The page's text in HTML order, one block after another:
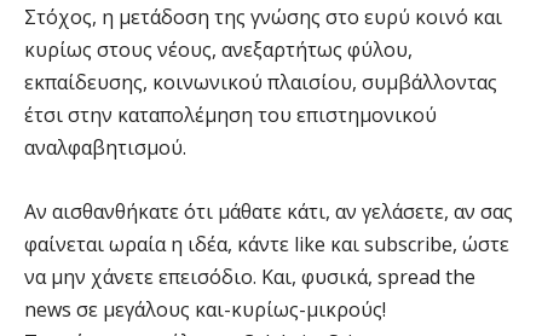
Στόχος, η μετάδοση της γνώσης στο ευρύ κοινό και
κυρίως στους νέους, ανεξαρτήτως φύλου,
εκπαίδευσης, κοινωνικού πλαισίου, συμβάλλοντας
έτσι στην καταπολέμηση του επιστημονικού
αναλφαβητισμού.
Αν αισθανθήκατε ότι μάθατε κάτι, αν γελάσετε, αν σας
φαίνεται ωραία η ιδέα, κάντε like και subscribe, ώστε
να μην χάνετε επεισόδιο. Και, φυσικά, spread the
news σε μεγάλους και-κυρίως-μικρούς!